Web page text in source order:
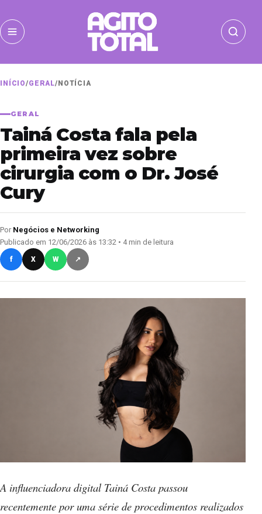
INÍCIO/GERAL/ NOTÍCIA
GERAL
Tainá Costa fala pela
primeira vez sobre
cirurgia com o Dr. José
Cury
Por Negócios e Networking
Publicado em 12/06/2026 às 13:32 • 4 min de leitura
f X W ↗
A influenciadora digital Tainá Costa passou
recentemente por uma série de procedimentos realizados